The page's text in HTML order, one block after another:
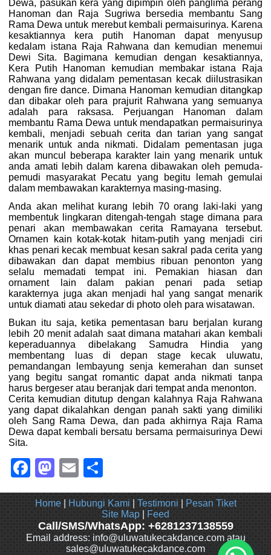
Dewa, pasukan kera yang dipimpin oleh panglima perang
Hanoman dan Raja Sugriwa bersedia membantu Sang
Rama Dewa untuk merebut kembali permaisurinya. Karena
kesaktiannya kera putih Hanoman dapat menyusup
kedalam istana Raja Rahwana dan kemudian menemui
Dewi Sita. Bagimana kemudian dengan kesaktiannya,
Kera Putih Hanoman kemudian membakar istana Raja
Rahwana yang didalam pementasan kecak diilustrasikan
dengan fire dance. Dimana Hanoman kemudian ditangkap
dan dibakar oleh para prajurit Rahwana yang semuanya
adalah para raksasa. Perjuangan Hanoman dalam
membantu Rama Dewa untuk mendapatkan permaisurinya
kembali, menjadi sebuah cerita dan tarian yang sangat
menarik untuk anda nikmati. Didalam pementasan juga
akan muncul beberapa karakter lain yang menarik untuk
anda amati lebih dalam karena dibawakan oleh pemuda-
pemudi masyarakat Pecatu yang begitu lemah gemulai
dalam membawakan karakternya masing-masing.
Anda akan melihat kurang lebih 70 orang laki-laki yang
membentuk lingkaran ditengah-tengah stage dimana para
penari akan membawakan cerita Ramayana tersebut.
Ornamen kain kotak-kotak hitam-putih yang menjadi ciri
khas penari kecak membuat kesan sakral pada cerita yang
dibawakan dan dapat membius ribuan penonton yang
selalu memadati tempat ini. Pemakian hiasan dan
ornament lain dalam pakian penari pada setiap
karakternya juga akan menjadi hal yang sangat menarik
untuk diamati atau sekedar di photo oleh para wisatawan.
Bukan itu saja, ketika pementasan baru berjalan kurang
lebih 20 menit adalah saat dimana matahari akan kembali
keperaduannya dibelakang Samudra Hindia yang
membentang luas di depan stage kecak uluwatu,
pemandangan lembayung senja kemerahan dan sunset
yang begitu sangat romantic dapat anda nikmati tanpa
harus bergeser atau beranjak dari tempat anda menonton.
Cerita kemudian ditutup dengan kalahnya Raja Rahwana
yang dapat dikalahkan dengan panah sakti yang dimiliki
oleh Sang Rama Dewa, dan pada akhirnya Raja Rama
Dewa dapat kembali bersatu bersama permaisurinya Dewi
Sita.
Facebook
Mastodon
Email
Home| Hubungi Kami Testimoni
Pesan Tiket
Site Map
Feed
Call/SMS/WhatsApp: +6281237138559
Email address: info@uluwatukecakdance.com atau
sales@uluwatukecakdance.com